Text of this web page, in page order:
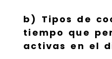
b) Tipos de
tiempo que
activas en el